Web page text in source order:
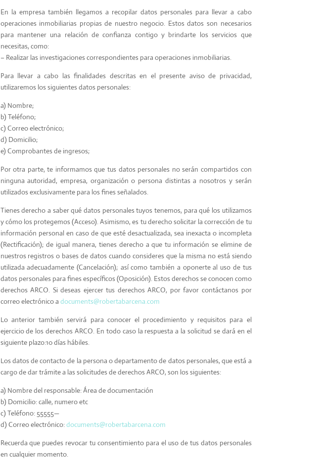
En la empresa también llegamos a recopilar datos personales para llevar a cabo
operaciones inmobiliarias propias de nuestro negocio. Estos datos son necesarios
para mantener una relación de confianza contigo y brindarte los servicios que
necesitas, como:
– Realizar las investigaciones correspondientes para operaciones inmobiliarias.
Para llevar a cabo las finalidades descritas en el presente aviso de privacidad,
utilizaremos los siguientes datos personales:
a) Nombre;
b) Teléfono;
c) Correo electrónico;
d) Domicilio;
e) Comprobantes de ingresos;
Por otra parte, te informamos que tus datos personales no serán compartidos con
ninguna autoridad, empresa, organización o persona distintas a nosotros y serán
utilizados exclusivamente para los fines señalados.
Tienes derecho a saber qué datos personales tuyos tenemos, para qué los utilizamos
y cómo los protegemos (Acceso). Asimismo, es tu derecho solicitar la corrección de tu
información personal en caso de que esté desactualizada, sea inexacta o incompleta
(Rectificación); de igual manera, tienes derecho a que tu información se elimine de
nuestros registros o bases de datos cuando consideres que la misma no está siendo
utilizada adecuadamente (Cancelación); así como también a oponerte al uso de tus
datos personales para fines específicos (Oposición). Estos derechos se conocen como
derechos ARCO. Si deseas ejercer tus derechos ARCO, por favor contáctanos por
correo electrónico a documents@robertabarcena.com
Lo anterior también servirá para conocer el procedimiento y requisitos para el
ejercicio de los derechos ARCO. En todo caso la respuesta a la solicitud se dará en el
siguiente plazo:10 días hábiles.
Los datos de contacto de la persona o departamento de datos personales, que está a
cargo de dar trámite a las solicitudes de derechos ARCO, son los siguientes:
a) Nombre del responsable: Área de documentación
b) Domicilio: calle, numero etc
c) Teléfono: 55555—
d) Correo electrónico:documents@robertabarcena.com
Recuerda que puedes revocar tu consentimiento para el uso de tus datos personales
en cualquier momento.